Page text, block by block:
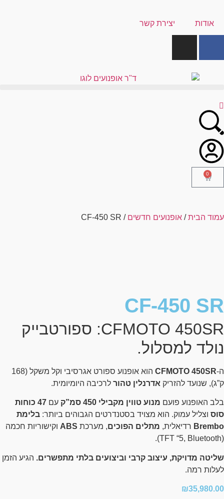
אודות יצירת קשר
0
עמוד הבית/ אופנועים חדשים / CF-450 SR
CF-450 SR
CFMOTO 450SR: ספורטבייק
נולד למסלול.
ה-CFMOTO 450SR
הוא אופנוע ספורט אגרסיבי וקל משקל (168
ק”ג), שנועד להזריק אדרנלין טהור לרכיבה היומיומית.
בלב האופנוע פועם מנוע טווין מקבילי 450 סמ”ק עם
47 כוחות
סוס וצליל עמוק. הוא מצויד בסטנדרטים הגבוהים ביותר: בלימת
Brembo רדיאלית, מתלים הפוכים, מערכת ABS וקישוריות חכמה
(TFT “5, Bluetooth).
שליטה מדויקת, עיצוב קרבי וביצועים בלתי מתפשרים. הגיע הזמן
לעלות רמה.
₪35,980.00